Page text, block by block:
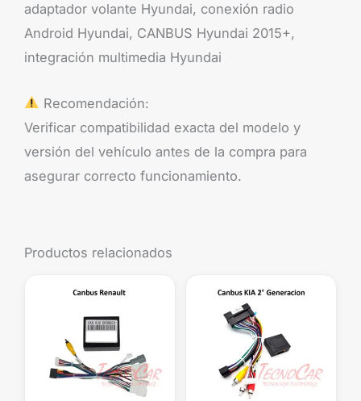
adaptador volante Hyundai, conexión radio
Android Hyundai, CANBUS Hyundai 2015+,
integración multimedia Hyundai
Recomendación:
Verificar compatibilidad exacta del modelo y
versión del vehículo antes de la compra para
asegurar correcto funcionamiento.
Productos relacionados